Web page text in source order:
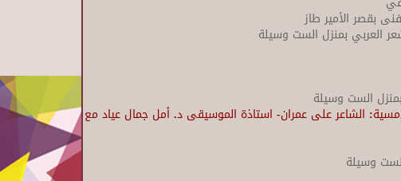
بقصر الأمير طاز
العربي بمنزل الست وسيلة
الست وسيلة
– ضيوف الامسية: الشاعر على عمران- استاذة الموسيقى د. أمل جمال عياد مع
وسيلة